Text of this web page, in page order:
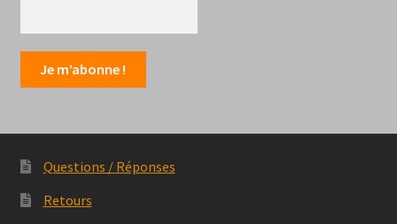
Questions / Réponses
Retours